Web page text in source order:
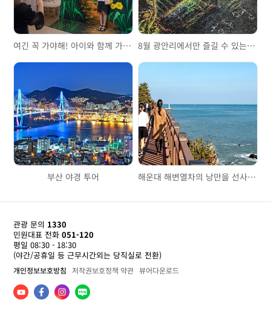
여긴 꼭 가야해! 아이와 함께 가기 좋은 곳 8월 광안리에서만 즐길 수 있는 특별한 이벤트
부산 야경 투어 해운대 해변열차의 낭만을 선사하는 부산그린레일웨이 산책로
관광 문의 1330
민원대표 전화 051-120
평일 08:30 - 18:30
(야간/공휴일 등 근무시간외는 당직실로 전환)
개인정보보호방침 저작권보호정책 약관 뷰어다운로드